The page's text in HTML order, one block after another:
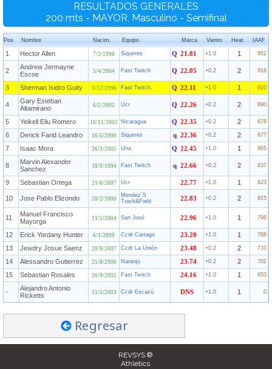
RESULTADOS GENERALES
200 mts - MAYOR, Masculino - Semifinal
Pos Nombre Nacim. Equipo Marca Viento Heat IAAF
1 Hector Allen 7/2/1998 Siquirres Q 21.81 +1.0 1 952
2
Andrew Jermayne
Escoe
5/4/2004 Fast Twitch Q 22.05 +0.2 2 918
3 Sherman Isidro Guity 3/12/1996 Fast Twitch. Q 22.11 +1.0 1 910
4
Gary Esteban
Altamirano
6/2/2002 Ucr Q 22.26 +0.2 2 890
5 Yeikell Eliu Romero 16/11/2002 Nicaragua Q 22.35 +0.2 2 878
6 Derick Farid Leandro 16/5/2000 Siquirres q 22.36 +0.2 2 877
7 Isaac Mora 26/3/2005 Una Q 22.45 +1.0 1 865
8
Marvin Alexander
Sanchez
18/9/1994 Fast Twitch q 22.66 +0.2 2 837
9 Sebastian Ortega 21/6/2007 Ucr 22.77 +1.0 1 823
10 Jose Pablo Elizondo 20/2/2000
Mendez´S
Track&Field
22.83 +0.2 2 815
11
Manuel Francisco
Mayorga
11/5/2004 San José 22.96 +1.0 1 798
12 Erick Yordany Hunter 6/1/2009 Ccdr Cartago 23.20 +1.0 1 768
13 Jewdry Josue Saenz 28/9/2007 Ccdr La Unión 23.48 +0.2 2 733
14 Alessandro Gutierrez 25/8/2006 Naranjo 23.74 +0.2 2 702
15 Sebastian Rosales 26/9/2002 Fast Twitch 24.16 +1.0 1 653
-
Alejandro Antonio
Ricketts
11/5/2003 Ccdr Escazú DNS +1.0 1 0
Regresar
REVSYS ®
Athletics